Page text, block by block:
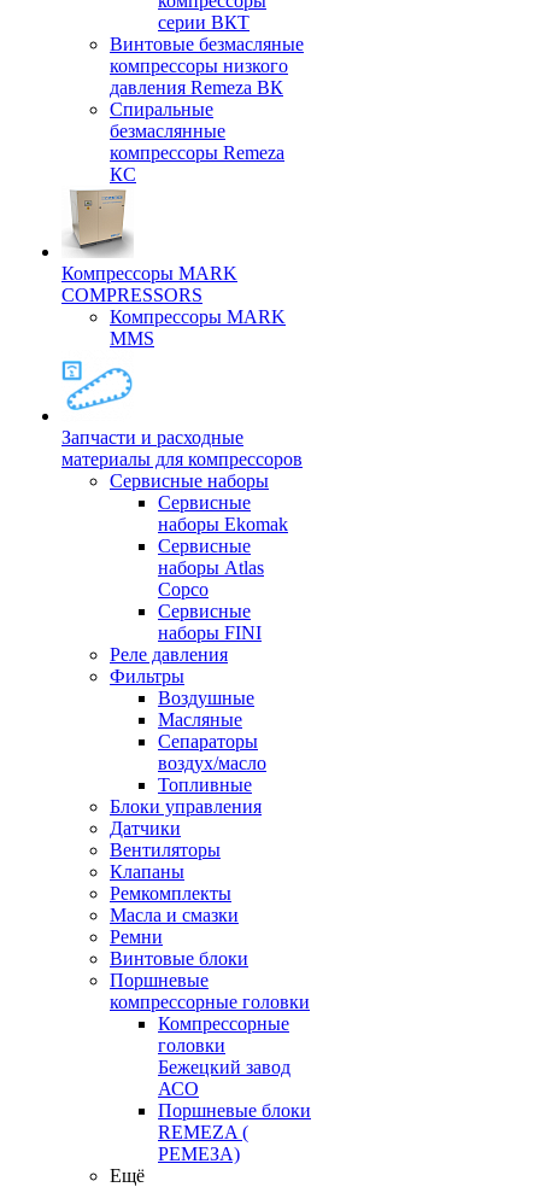
серии ВКТ
Винтовые безмасляные
компрессоры низкого
давления Remeza ВК
Спиральные
безмаслянные
компрессоры Remeza
КС
Компрессоры MARK
COMPRESSORS
Компрессоры MARK
MMS
Запчасти и расходные
материалы для компрессоров
Cервисные наборы
Сервисные
наборы Ekomak
Cервисные
наборы Atlas
Copco
Сервисные
наборы FINI
Реле давления
Фильтры
Воздушные
Масляные
Сепараторы
воздух/масло
Топливные
Блоки управления
Датчики
Вентиляторы
Клапаны
Ремкомплекты
Масла и смазки
Ремни
Винтовые блоки
Поршневые
компрессорные головки
Компрессорные
головки
Бежецкий завод
АСО
Поршневые блоки
REMEZA (
РЕМЕЗА)
Ещё